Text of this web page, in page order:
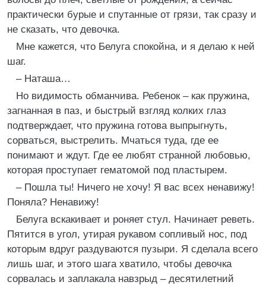
практически бурые и спутанные от грязи, так сразу и
не сказать, что девочка.
Мне кажется, что Белуга спокойна, и я делаю к ней
шаг.
– Наташа…
Но видимость обманчива. Ребенок – как пружина,
загнанная в паз, и быстрый взгляд колких глаз
подтверждает, что пружина готова выпрыгнуть,
сорваться, выстрелить. Мчаться туда, где ее
понимают и ждут. Где ее любят странной любовью,
которая проступает гематомой под пластырем.
– Пошла ты! Ничего не хочу! Я вас всех ненавижу!
Поняла? Ненавижу!
Белуга вскакивает и роняет стул. Начинает реветь.
Пятится в угол, утирая рукавом сопливый нос, под
которым вдруг раздуваются пузыри. Я сделала всего
лишь шаг, и этого шага хватило, чтобы девочка
сорвалась и заплакала навзрыд – десятилетний